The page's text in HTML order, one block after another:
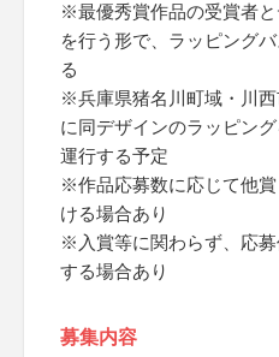
※最優秀賞作品の受賞者
を行う形で、ラッピング
る
※兵庫県猪名川町域・川
に同デザインのラッピン
運行する予定
※作品応募数に応じて他
ける場合あり
※入賞等に関わらず、応
する場合あり
募集内容